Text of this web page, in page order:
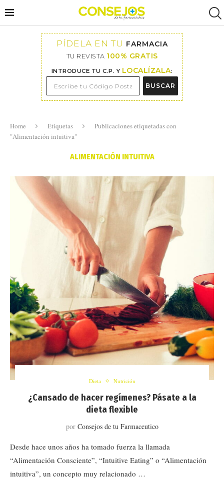
PÍDELA EN TU FARMACIA
TU REVISTA 100% GRATIS
INTRODUCE TU C.P. Y LOCALÍZALA:
BUSCAR
Home Etiquetas
Publicaciones etiquetadas con
"Alimentación intuitiva"
ALIMENTACIÓN INTUITIVA
Dieta Nutrición
¿Cansado de hacer regímenes? Pásate a la
dieta flexible
por Consejos de tu Farmaceutico
Desde hace unos años ha tomado fuerza la llamada
“Alimentación Consciente”, “Intuitive Eating” o “Alimentación
intuitiva”, un concepto muy relacionado …